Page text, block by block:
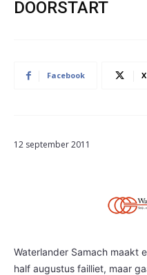
DOORSTART
Facebook X
12 september 2011
Waterlander Samach maakt
half augustus failliet, maar